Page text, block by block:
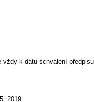
k datu schválení předpisu.
2019.